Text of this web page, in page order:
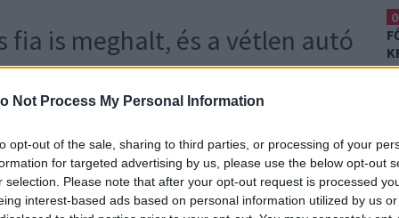
Not Process My Personal Information
opt-out of the sale, sharing to third parties, or processing of your
for targeted advertising by us, please use the below opt-out
selection. Please note that after your opt-out request is processed
interest-based ads based on personal information utilized by us
fia is meghalt, és a vétlen autó
dudált, villogott neki, de csak ment tovább… Az
frontálisan belecsapódott szemből" - írja a Ripost
amikor a legnagyobb meglepetésünkrea
irányban haladt velünk, ám a szemközti
észre, majd lassítottunk, és